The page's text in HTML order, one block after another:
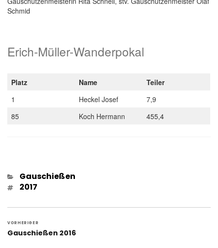
Schmid
Erich-Müller-Wanderpokal
Platz Name
Teiler
1
Heckel Josef
7,9
85
Koch Hermann 455,4
Kategorien
Gauschießen
Schlagwörter
2017
VORHERIGER
Vorheriger
Gauschießen 2016